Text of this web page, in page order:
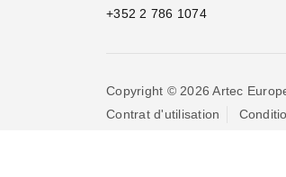
+352 2 786 1074
Copyright © 2026 Artec
Contrat d'utilisation